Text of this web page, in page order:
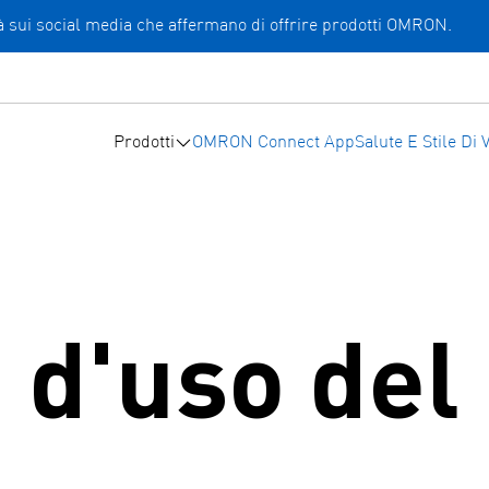
social media che affermano di offrire prodotti OMRON.
Prodotti OMRON Connect AppSalute E Stile Di
d'uso del